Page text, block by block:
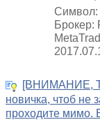
Символ:
Брокер:
[ВНИМАНИЕ,
новичка, чтоб не
проходите мимо.